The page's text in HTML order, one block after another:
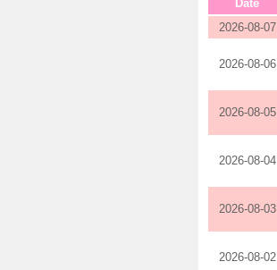
Date
2026-08-07
2026-08-06
2026-08-05
2026-08-04
2026-08-03
2026-08-02